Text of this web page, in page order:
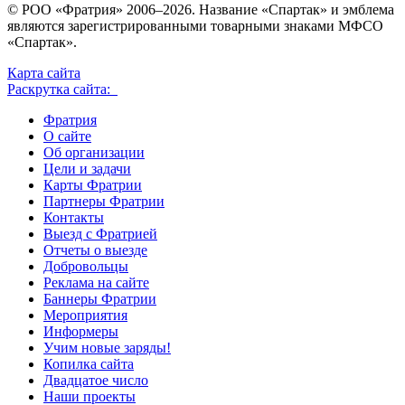
© РОО «Фратрия» 2006–2026. Название «Спартак» и эмблема
являются зарегистрированными товарными знаками МФСО
«Спартак».
Карта сайта
Раскрутка сайта:
Фратрия
О сайте
Об организации
Цели и задачи
Карты Фратрии
Партнеры Фратрии
Контакты
Выезд с Фратрией
Отчеты о выезде
Добровольцы
Реклама на сайте
Баннеры Фратрии
Мероприятия
Информеры
Учим новые заряды!
Копилка сайта
Двадцатое число
Наши проекты